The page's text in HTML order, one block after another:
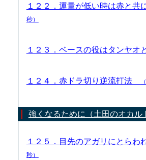
１２２．運量が低い時は赤と共
秒）
１２３．ベースの役はタンヤオ
１２４．赤ドラ切り逆流打法
強くなるために（土田のオカル
１２５．目先のアガリにとらわ
秒）